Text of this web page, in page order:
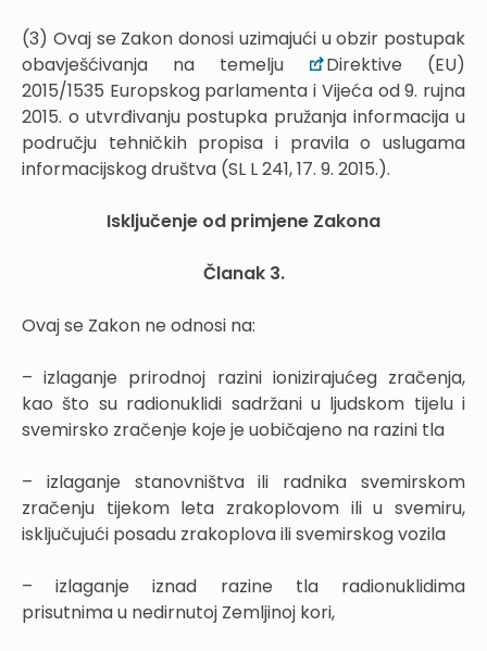
(3) Ovaj se Zakon donosi uzimajući u obzir postupak
obavješćivanja na temelju
Direktive (EU)
2015/1535 Europskog parlamenta i Vijeća od 9. rujna
2015. o utvrđivanju postupka pružanja informacija u
području tehničkih propisa i pravila o uslugama
informacijskog društva (SL L 241, 17. 9. 2015.).
Isključenje od primjene Zakona
Članak 3.
Ovaj se Zakon ne odnosi na:
– izlaganje prirodnoj razini ionizirajućeg zračenja,
kao što su radionuklidi sadržani u ljudskom tijelu i
svemirsko zračenje koje je uobičajeno na razini tla
– izlaganje stanovništva ili radnika svemirskom
zračenju tijekom leta zrakoplovom ili u svemiru,
isključujući posadu zrakoplova ili svemirskog vozila
– izlaganje iznad razine tla radionuklidima
prisutnima u nedirnutoj Zemljinoj kori,